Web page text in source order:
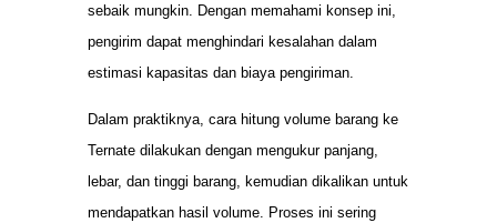
sebaik mungkin. Dengan memahami konsep ini,
pengirim dapat menghindari kesalahan dalam
estimasi kapasitas dan biaya pengiriman.
Dalam praktiknya, cara hitung volume barang ke
Ternate dilakukan dengan mengukur panjang,
lebar, dan tinggi barang, kemudian dikalikan untuk
mendapatkan hasil volume. Proses ini sering